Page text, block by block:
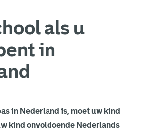
als u
in
in Nederland is, moet uw kind
kind onvoldoende Nederlands